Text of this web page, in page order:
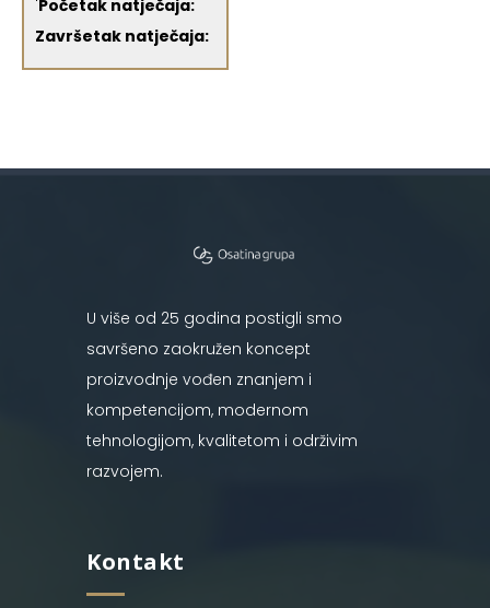
'Početak natječaja:
Završetak natječaja:
U više od 25 godina postigli smo
savršeno zaokružen koncept
proizvodnje vođen znanjem i
kompetencijom, modernom
tehnologijom, kvalitetom i održivim
razvojem.
Kontakt